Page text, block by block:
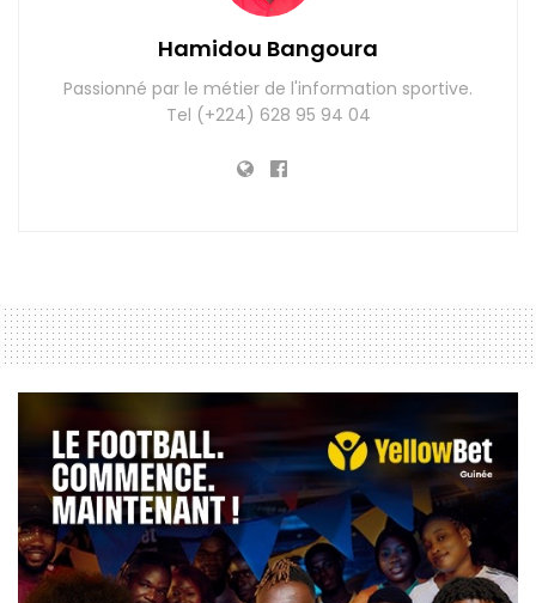
Hamidou Bangoura
Passionné par le métier de l'information sportive.
Tel (+224) 628 95 94 04